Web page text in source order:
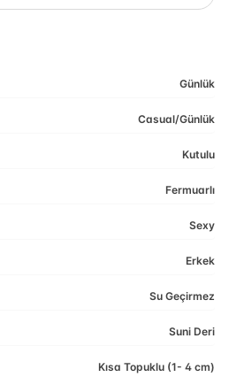
Günlük
Casual/Günlük
Kutulu
Fermuarlı
Sexy
Erkek
Su Geçirmez
Suni Deri
Kısa Topuklu (1- 4 cm)